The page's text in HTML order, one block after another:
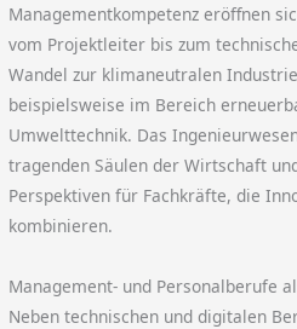
Managementkompetenz eröffnen
vom Projektleiter bis zum
Wandel zur klimaneutralen
beispielsweise im Bereich
Umwelttechnik. Das
tragenden Säulen der Wirtschaft
Perspektiven für Fachkräfte, die
kombinieren.
Management- und Personalberufe
Neben technischen und digitalen